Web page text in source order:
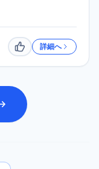
いいね詳細へ